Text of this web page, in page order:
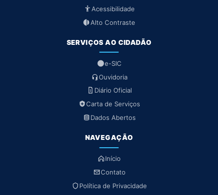
Acessibilidade
Alto Contraste
SERVIÇOS AO CIDADÃO
e-SIC
Ouvidoria
Diário Oficial
Carta de Serviços
Dados Abertos
NAVEGAÇÃO
Início
Contato
Política de Privacidade